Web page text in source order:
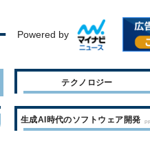
Powered by
テクノロジー
生成AI時代のソフトウェア開発